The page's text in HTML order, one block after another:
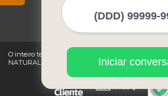
O inteiro teor deste site está sujeito à proteção de
NATURAL GAS (Lei 9610 de 19/02/1998)
Iniciar